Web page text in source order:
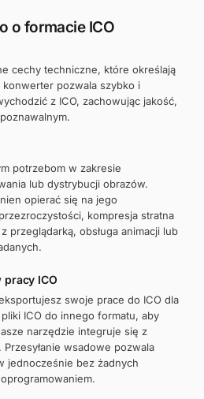
o formacie ICO
cechy techniczne, które określają
pozwala szybko i
z ICO, zachowując jakość,
potrzebom w zakresie
lub dystrybucji obrazów.
opierać się na jego
kompresja stratna
przeglądarką, obsługa animacji lub
pracy ICO
swoje prace do ICO dla
ICO do innego formatu, aby
narzędzie integruje się z
Przesyłanie wsadowe pozwala
jednocześnie bez żadnych